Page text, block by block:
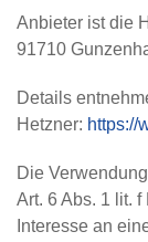
Anbieter ist die
91710
Details
Hetzner: https://
Die
Art. 6 Abs. 1 lit.
Interesse an